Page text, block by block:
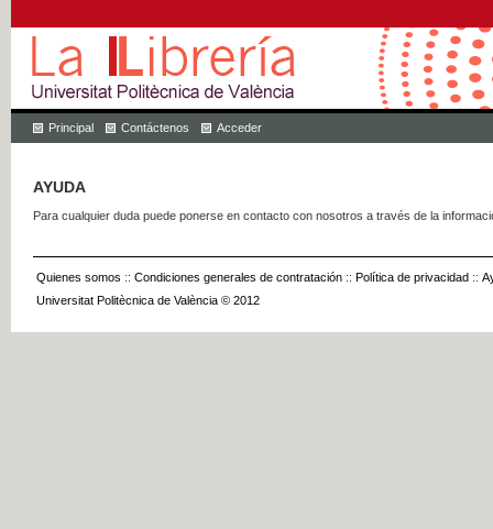
Principal Contáctenos Acceder
AYUDA
Para cualquier duda puede ponerse en contacto con nosotros a través de la
Quienes somos :: Condiciones generales de contratación :: Política de privacidad ::
Universitat Politècnica de València © 2012